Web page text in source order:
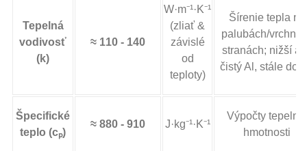
Tepelná
vodivosť
(k)
≈ 110 - 140
W·m⁻¹·K⁻¹
(zliať &
závislé
od
teploty)
Šírenie tepla na
palubách/
stranách; nižší
čistý Al, stále
Špecifické
teplo (cₚ)
≈ 880 - 910 J·kg⁻¹·K⁻¹
Výpočty tepelnej
hmotnosti